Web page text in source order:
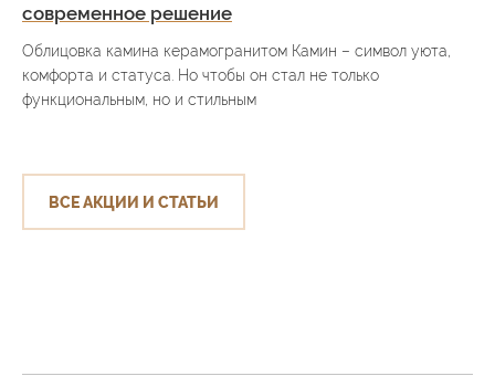
современное решение
Облицовка камина керамогранитом Камин – символ уюта,
комфорта и статуса. Но чтобы он стал не только
функциональным, но и стильным
ВСЕ АКЦИИ И СТАТЬИ